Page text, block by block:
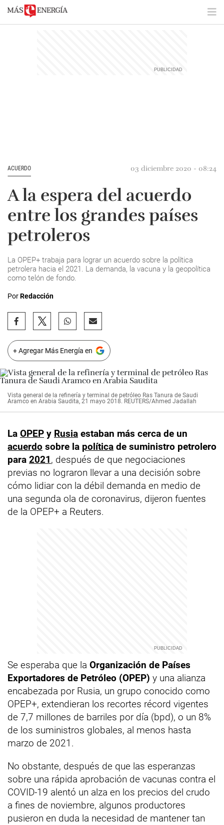
ACUERDO 03 diciembre 2020 - 08:24
A la espera del acuerdo
entre los grandes países
petroleros
La OPEP+ trabaja para lograr un acuerdo sobre la política
petrolera hacia el 2021. La demanda, la vacuna y la geopolítica
como telón de fondo.
PorRedacción
+ Agregar Más Energía en
Vista general de la refinería y terminal de petróleo Ras Tanura de Saudi
Aramco en Arabia Saudita, 21 mayo 2018. REUTERS/Ahmed Jadallah
La OPEP y Rusia estaban más cerca de un
acuerdo sobre la política de suministro petrolero
para 2021, después de que negociaciones
previas no lograron llevar a una decisión sobre
cómo lidiar con la débil demanda en medio de
una segunda ola de coronavirus, dijeron fuentes
de la OPEP+ a Reuters.
Se esperaba que la Organización de Países
Exportadores de Petróleo (OPEP) y una alianza
encabezada por Rusia, un grupo conocido como
OPEP+, extendieran los recortes récord vigentes
de 7,7 millones de barriles por día (bpd), o un 8%
de los suministros globales, al menos hasta
marzo de 2021.
No obstante, después de que las esperanzas
sobre una rápida aprobación de vacunas contra el
COVID-19 alentó un alza en los precios del crudo
a fines de noviembre, algunos productores
pusieron en duda la necesidad de mantener tan